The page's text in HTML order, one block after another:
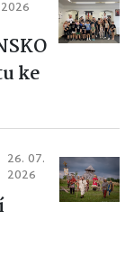
ke
26. 07.
2026